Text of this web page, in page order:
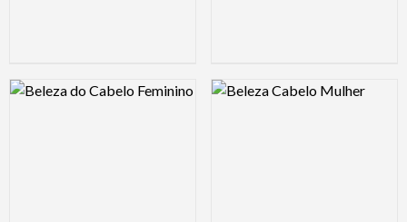
Logo Preview Image Logo Preview Image